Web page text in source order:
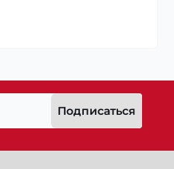
Подписаться